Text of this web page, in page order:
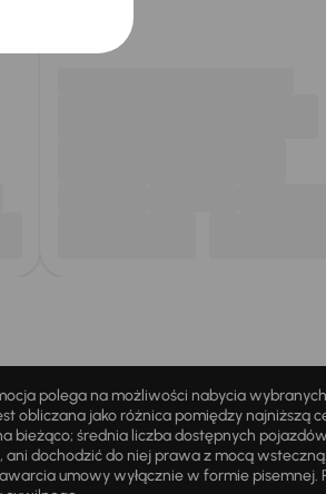
polega na możliwości nabycia
obliczana jako różnica pomiędzy najniższą
bieżąco; średnia liczba dostępnych
dochodzić do niej prawa z mocą
umowy wyłącznie w formie pisemnej.